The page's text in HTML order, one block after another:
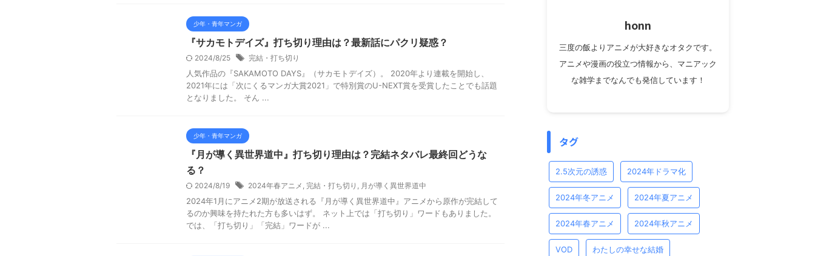
少年・青年マンガ
『サカモトデイズ』打ち切り理由は？最新話にパクリ疑惑？
2024/8/25 完結・打ち切り
人気作品の『SAKAMOTO DAYS』（サカモトデイズ）。 2020年より連載を開始し、
2021年には「次にくるマンガ大賞2021」で特別賞のU-NEXT賞を受賞したことでも話題
となりました。 そん ...
少年・青年マンガ
『月が導く異世界道中』打ち切り理由は？完結ネタバレ最終回どうな
る？
2024/8/19 2024年春アニメ , 完結・打ち切り , 月が導く異世界道中
2024年1月にアニメ2期が放送される『月が導く異世界道中』アニメから原作が完結して
るのか興味を持たれた方も多いはず。 ネット上では「打ち切り」ワードもありました。
では、「打ち切り」「完結」ワードが ...
honn
三度の飯よりアニメが大好きなオタクです。
アニメや漫画の役立つ情報から、マニアック
な雑学までなんでも発信しています！
タグ
2.5次元の誘惑 2024年ドラマ化
2024年冬アニメ 2024年夏アニメ
2024年春アニメ 2024年秋アニメ
VOD わたしの幸せな結婚